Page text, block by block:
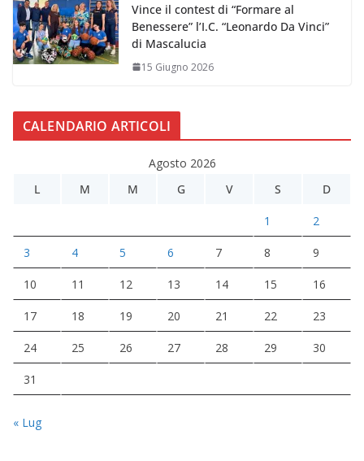
Vince il contest di “Formare al
Benessere” l’I.C. “Leonardo Da Vinci”
di Mascalucia
15 Giugno 2026
CALENDARIO ARTICOLI
Agosto 2026
L
M M G V S D
1 2
3 4 5 6 7 8 9
10 11 12 13 14 15 16
17 18 19 20 21 22 23
24 25 26 27 28 29 30
31
« Lug